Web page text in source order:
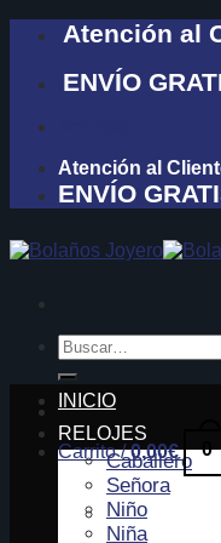
content
Atención al
ENVÍO
Atención al
ENVÍO
Buscar
por:
Carrito /0,00€ 0
INICIO
RELOJES
Caballero
Señora
Niño
Niña